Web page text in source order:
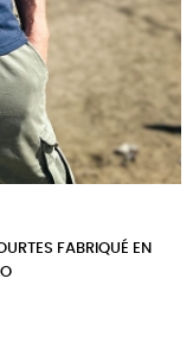
FABRIQUÉ EN